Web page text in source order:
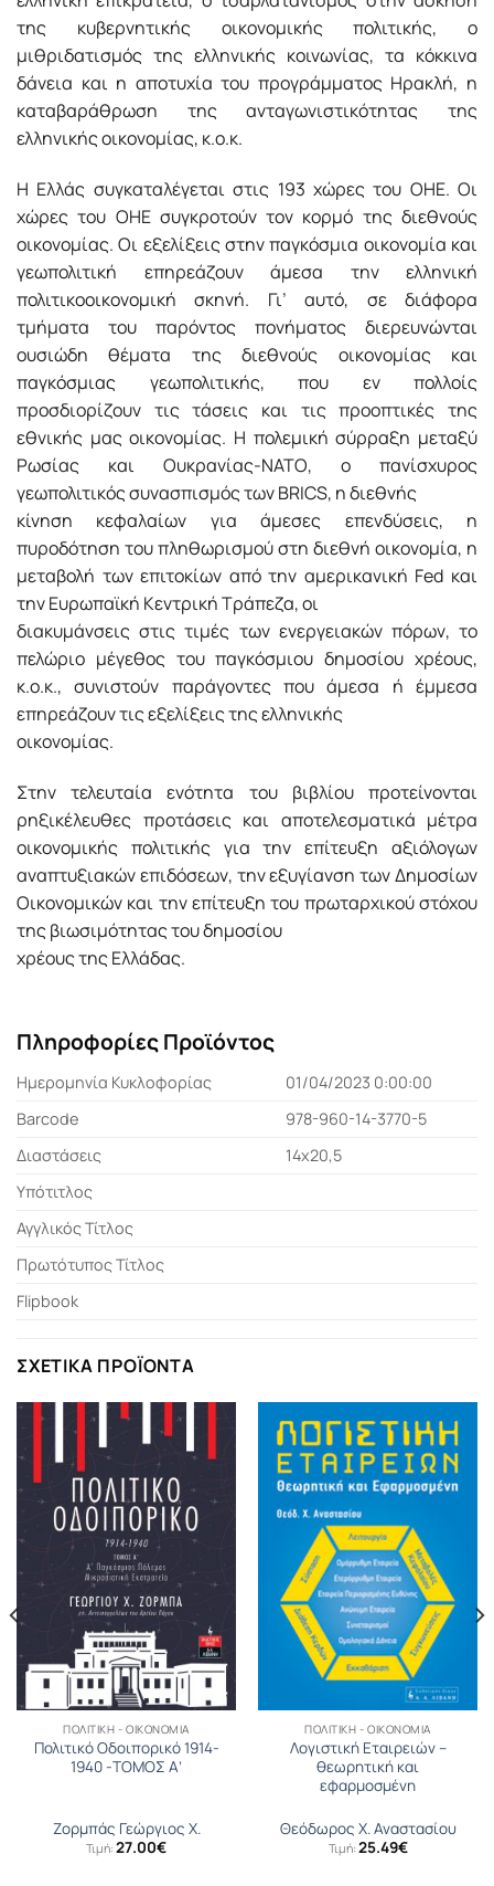
της κυβερνητικής οικονομικής πολιτικής, ο
μιθριδατισμός της ελληνικής κοινωνίας, τα κόκκινα
δάνεια και η αποτυχία του προγράμματος Ηρακλή, η
καταβαράθρωση της ανταγωνιστικότητας της
ελληνικής οικονομίας, κ.ο.κ.
Η Ελλάς συγκαταλέγεται στις 193 χώρες του ΟΗΕ. Οι
χώρες του ΟΗΕ συγκροτούν τον κορμό της διεθνούς
οικονομίας. Οι εξελίξεις στην παγκόσμια οικονομία και
γεωπολιτική επηρεάζουν άμεσα την ελληνική
πολιτικοοικονομική σκηνή. Γι’ αυτό, σε διάφορα
τμήματα του παρόντος πονήματος διερευνώνται
ουσιώδη θέματα της διεθνούς οικονομίας και
παγκόσμιας γεωπολιτικής, που εν πολλοίς
προσδιορίζουν τις τάσεις και τις προοπτικές της
εθνικής μας οικονομίας. Η πολεμική σύρραξη μεταξύ
Ρωσίας και Ουκρανίας-ΝΑΤΟ, ο πανίσχυρος
γεωπολιτικός συνασπισμός των BRICS, η διεθνής
κίνηση κεφαλαίων για άμεσες επενδύσεις, η
πυροδότηση του πληθωρισμού στη διεθνή οικονομία, η
μεταβολή των επιτοκίων από την αμερικανική Fed και
την Ευρωπαϊκή Κεντρική Τράπεζα, οι
διακυμάνσεις στις τιμές των ενεργειακών πόρων, το
πελώριο μέγεθος του παγκόσμιου δημοσίου χρέους,
κ.ο.κ., συνιστούν παράγοντες που άμεσα ή έμμεσα
επηρεάζουν τις εξελίξεις της ελληνικής
οικονομίας.
Στην τελευταία ενότητα του βιβλίου προτείνονται
ρηξικέλευθες προτάσεις και αποτελεσματικά μέτρα
οικονομικής πολιτικής για την επίτευξη αξιόλογων
αναπτυξιακών επιδόσεων, την εξυγίανση των Δημοσίων
Οικονομικών και την επίτευξη του πρωταρχικού στόχου
της βιωσιμότητας του δημοσίου
χρέους της Ελλάδας.
Πληροφορίες Προϊόντος
Ημερομηνία Κυκλοφορίας
01/04/2023 0:00:00
Barcode
978-960-14-3770-5
Διαστάσεις
14x20,5
Υπότιτλος
Αγγλικός Τίτλος
Πρωτότυπος Τίτλος
Flipbook
ΣΧΕΤΙΚΆ ΠΡΟΪΌΝΤΑ
ΠΟΛΙΤΙΚΉ - ΟΙΚΟΝΟΜΊΑ
Πολιτικό Οδοιπορικό 1914-
1940 -ΤΟΜΟΣ Α’
Ζορµπάς Γεώργιος Χ.
Τιμή: 27.00€
ΠΟΛΙΤΙΚΉ - ΟΙΚΟΝΟΜΊΑ
Λογιστική Εταιρειών –
θεωρητική και
εφαρμοσμένη
Θεόδωρος Χ. Αναστασίου
Τιμή: 25.49€